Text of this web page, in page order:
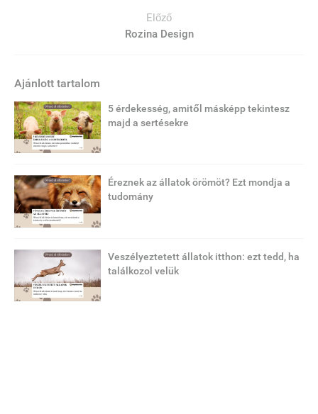
Előző
Rozina Design
Ajánlott tartalom
5 érdekesség, amitől másképp tekintesz
majd a sertésekre
Éreznek az állatok örömöt? Ezt mondja a
tudomány
Veszélyeztetett állatok itthon: ezt tedd, ha
találkozol velük